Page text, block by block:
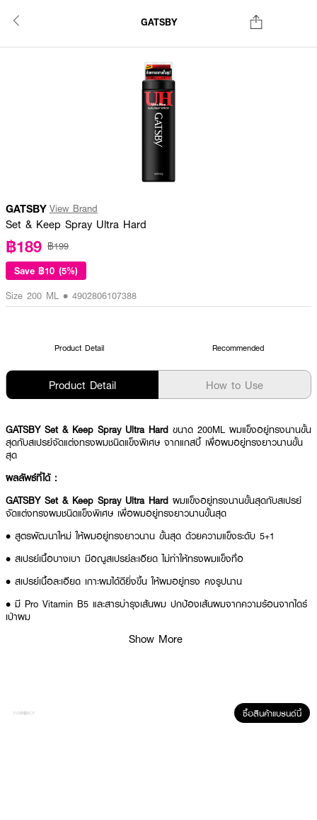
GATSBY
GATSBY View Brand
Set & Keep Spray Ultra Hard
฿189 ฿199
Save ฿10 (5%)
Size 200 ML • 4902806107388
Product Detail Recommended
Product Detail How to Use
GATSBY Set & Keep Spray Ultra Hard ขนาด 200ML ผมแข็งอยู่ทรงนานขั้น
สุดกับสเปรย์จัดแต่งทรงผมชนิดแข็งพิเศษ จากแกสบี้ เพื่อผมอยู่ทรงยาวนานขั้น
สุด
ผลลัพธ์ที่ได้ :
GATSBY Set & Keep Spray Ultra Hard ผมแข็งอยู่ทรงนานขั้นสุดกับสเปรย์
จัดแต่งทรงผมชนิดแข็งพิเศษ เพื่อผมอยู่ทรงยาวนานขั้นสุด
• สูตรพัฒนาใหม่ ให้ผมอยู่ทรงยาวนาน ขั้นสุด ด้วยความแข็งระดับ 5+1
• สเปรย์เนื้อบางเบา มีอณูสเปรย์ละเอียด ไม่ทำให้ทรงผมแข็งทื่อ
• สเปรย์เนื้อละเอียด เกาะผมได้ดียิ่งขึ้น ให้ผมอยู่ทรง คงรูปนาน
• มี Pro Vitamin B5 และสารบำรุงเส้นผม ปกป้องเส้นผมจากความร้อนจากไดร์
เป่าผม
• กลิ่นอ่อนๆ ของซิตรัส หอมสดชื่น
GATSBY Set & Keep Spray Ultra Hardให้
Show More
ซื้อสินค้าแบรนด์นี้